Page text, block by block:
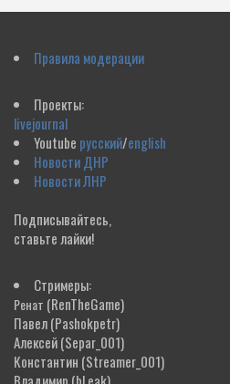
Правила модерации
Проекты:
livejournal
Youtube русский/english
Новости ДНР
Новости ЛНР
Подписывайтесь,
ставьте лайки!
Стримеры:
Ренат (RenTheGame)
Павел(Pashokpetr)
Алексей(Separ_001)
Константин (Streamer_001)